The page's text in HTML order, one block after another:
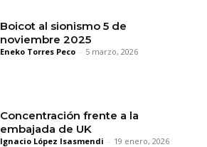
Boicot al sionismo 5 de
noviembre 2025
Eneko Torres Peco - 5 marzo, 2026
Concentración frente a la
embajada de UK
Ignacio López Isasmendi - 19 enero, 2026